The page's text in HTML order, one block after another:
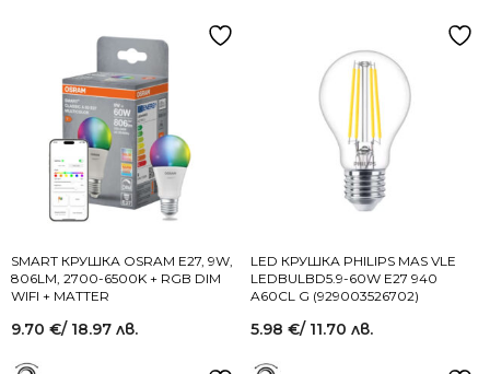
SMART КРУШКА OSRAM E27, 9W,
806LM, 2700-6500K + RGB DIM
WIFI + MATTER
9.70 €/ 18.97 лв.
LED КРУШКА PHILIPS MAS VLE
LEDBULBD5.9-60W E27 940
A60CL G (929003526702)
5.98 €/ 11.70 лв.